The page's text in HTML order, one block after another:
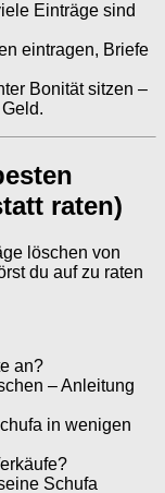
Einträge sind
eintragen, Briefe
Bonität sitzen –
raten)
löschen von
du auf zu raten
an?
– Anleitung
in wenigen
Schufa